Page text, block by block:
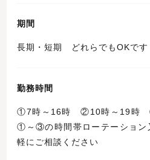
期間
長期・短期 どれらでもOKです
勤務時間
①7時～16時 ②10時～19時
①～③の時間帯ローテーショ
軽にご相談ください